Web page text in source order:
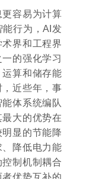
容易为计算
行为，AI发
界和工程界
的强化学习
算和储存能
近些年，事
体系统编队
大的优势在
显的节能降
降低电力能
制机制耦合